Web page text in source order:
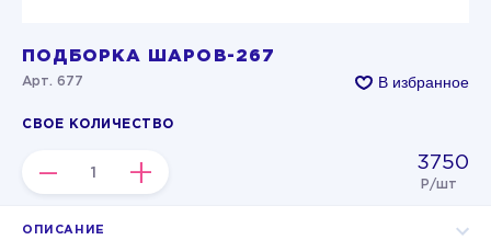
ПОДБОРКА ШАРОВ-267
Арт. 677 В избранное
СВОЕ КОЛИЧЕСТВО
– + 3750
Р/шт
ОПИСАНИЕ